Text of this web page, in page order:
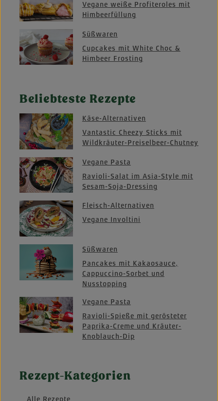
Vegane weiße Profiteroles mit
Himbeerfüllung
Süßwaren
Cupcakes mit White Choc &
Himbeer Frosting
Beliebteste Rezepte
Käse-Alternativen
Vantastic Cheezy Sticks mit
Wildkräuter-Preiselbeer-Chutney
Vegane Pasta
Ravioli-Salat im Asia-Style mit
Sesam-Soja-Dressing
Fleisch-Alternativen
Vegane Involtini
Süßwaren
Pancakes mit Kakaosauce,
Cappuccino-Sorbet und
Nusstopping
Vegane Pasta
Ravioli-Spieße mit gerösteter
Paprika-Creme und Kräuter-
Knoblauch-Dip
Rezept-Kategorien
Alle Rezepte